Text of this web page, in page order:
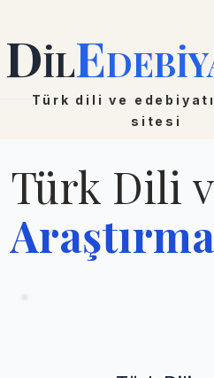
DİLE
Türk dili ve
sitesi
Türk Dili